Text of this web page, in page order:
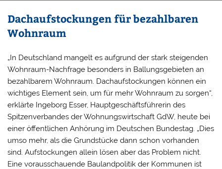
Dachaufstockungen für bezahlbaren
Wohnraum
„In Deutschland mangelt es aufgrund der stark steigenden
Wohnraum-Nachfrage besonders in Ballungsgebieten an
bezahlbarem Wohnraum. Dachaufstockungen können ein
wichtiges Element sein, um für mehr Wohnraum zu sorgen“,
erklärte Ingeborg Esser, Hauptgeschäftsführerin des
Spitzenverbandes der Wohnungswirtschaft GdW, heute bei
einer öffentlichen Anhörung im Deutschen Bundestag. „Dies
umso mehr, als die Grundstücke dann schon vorhanden
sind. Aufstockungen allein lösen aber das Problem nicht.
Eine vorausschauende Baulandpolitik der Kommunen ist